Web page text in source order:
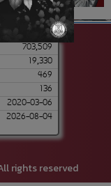
703,509
19,330
469
136
2020-03-06
2026-08-04
rights reserved